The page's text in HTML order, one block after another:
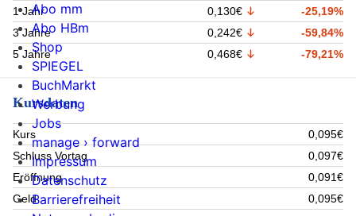
1 Jahr
0,130€
-25,19%
3 Jahre
0,242€
-59,84%
5 Jahre
0,468€ -79,21%
Kursdaten
Kurs
0,095€
Schluss Vortag
0,097€
Eröffnung
0,091€
Geld
0,095€
Abo mm
Abo HBm
Shop
SPIEGEL
BuchMarkt
Werbung
Jobs
manage › forward
Impressum
Datenschutz
Barrierefreiheit